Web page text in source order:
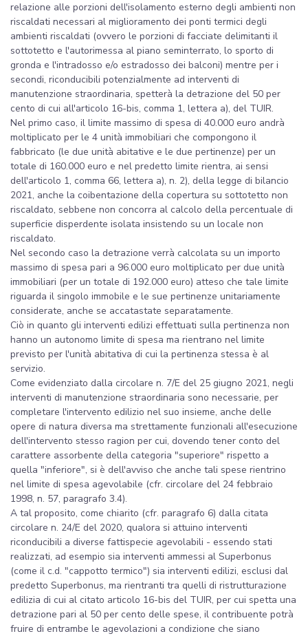
relazione alle porzioni dell'isolamento esterno degli ambienti non
riscaldati necessari al miglioramento dei ponti termici degli
ambienti riscaldati (ovvero le porzioni di facciate delimitanti il
sottotetto e l'autorimessa al piano seminterrato, lo sporto di
gronda e l'intradosso e/o estradosso dei balconi) mentre per i
secondi, riconducibili potenzialmente ad interventi di
manutenzione straordinaria, spetterà la detrazione del 50 per
cento di cui all'articolo 16-bis, comma 1, lettera a), del TUIR.
Nel primo caso, il limite massimo di spesa di 40.000 euro andrà
moltiplicato per le 4 unità immobiliari che compongono il
fabbricato (le due unità abitative e le due pertinenze) per un
totale di 160.000 euro e nel predetto limite rientra, ai sensi
dell'articolo 1, comma 66, lettera a), n. 2), della legge di bilancio
2021, anche la coibentazione della copertura su sottotetto non
riscaldato, sebbene non concorra al calcolo della percentuale di
superficie disperdente isolata insistendo su un locale non
riscaldato.
Nel secondo caso la detrazione verrà calcolata su un importo
massimo di spesa pari a 96.000 euro moltiplicato per due unità
immobiliari (per un totale di 192.000 euro) atteso che tale limite
riguarda il singolo immobile e le sue pertinenze unitariamente
considerate, anche se accatastate separatamente.
Ciò in quanto gli interventi edilizi effettuati sulla pertinenza non
hanno un autonomo limite di spesa ma rientrano nel limite
previsto per l'unità abitativa di cui la pertinenza stessa è al
servizio.
Come evidenziato dalla circolare n. 7/E del 25 giugno 2021, negli
interventi di manutenzione straordinaria sono necessarie, per
completare l'intervento edilizio nel suo insieme, anche delle
opere di natura diversa ma strettamente funzionali all'esecuzione
dell'intervento stesso ragion per cui, dovendo tener conto del
carattere assorbente della categoria "superiore" rispetto a
quella "inferiore", si è dell'avviso che anche tali spese rientrino
nel limite di spesa agevolabile (cfr. circolare del 24 febbraio
1998, n. 57, paragrafo 3.4).
A tal proposito, come chiarito (cfr. paragrafo 6) dalla citata
circolare n. 24/E del 2020, qualora si attuino interventi
riconducibili a diverse fattispecie agevolabili - essendo stati
realizzati, ad esempio sia interventi ammessi al Superbonus
(come il c.d. "cappotto termico") sia interventi edilizi, esclusi dal
predetto Superbonus, ma rientranti tra quelli di ristrutturazione
edilizia di cui al citato articolo 16-bis del TUIR, per cui spetta una
detrazione pari al 50 per cento delle spese, il contribuente potrà
fruire di entrambe le agevolazioni a condizione che siano